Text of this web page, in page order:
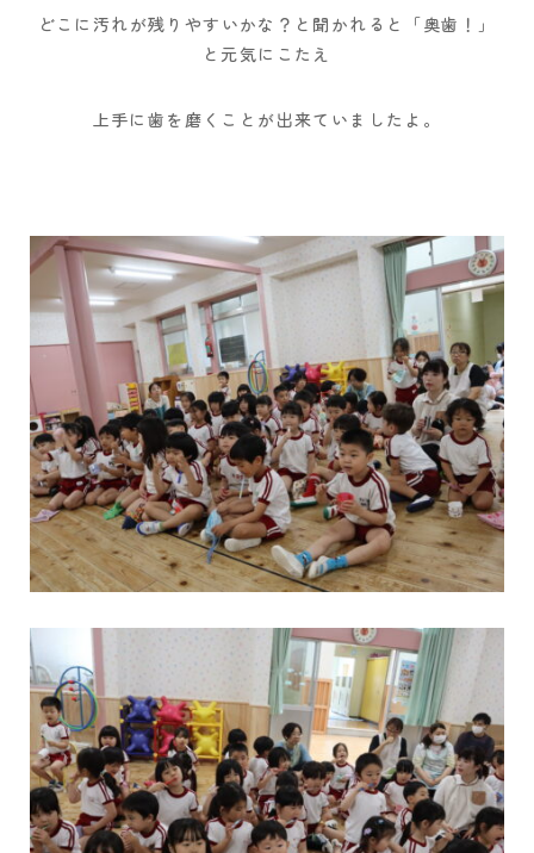
どこに汚れが残りやすいかな？と聞かれると「奥歯！」
と元気にこたえ
上手に歯を磨くことが出来ていましたよ。